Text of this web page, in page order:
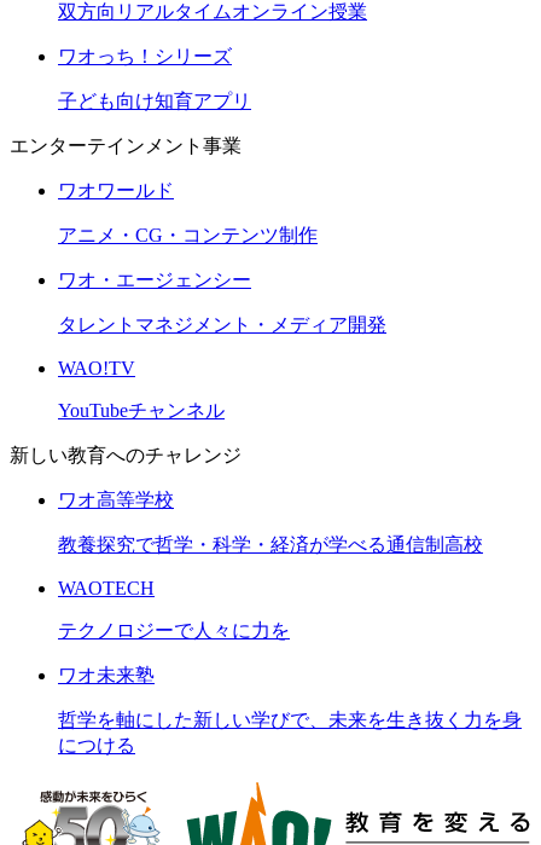
双方向リアルタイムオンライン授業
ワオっち！シリーズ
子ども向け知育アプリ
エンターテインメント事業
ワオワールド
アニメ・CG・コンテンツ制作
ワオ・エージェンシー
タレントマネジメント・メディア開発
WAO!TV
YouTubeチャンネル
新しい教育へのチャレンジ
ワオ高等学校
教養探究で哲学・科学・経済が学べる通信制高校
WAOTECH
テクノロジーで人々に力を
ワオ未来塾
哲学を軸にした新しい学びで、未来を生き抜く力を身
につける